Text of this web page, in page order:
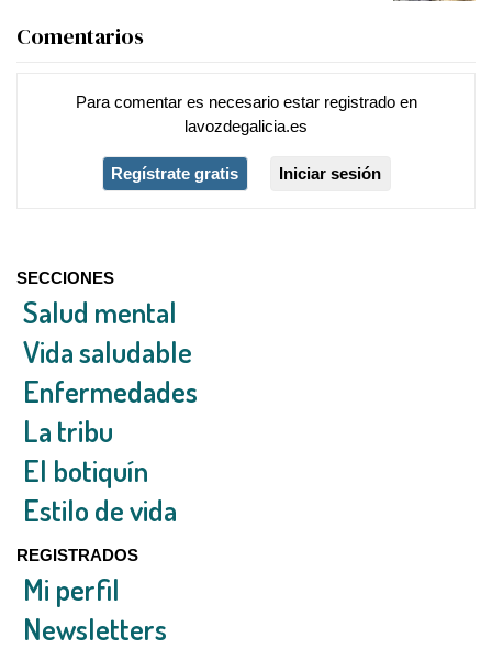
Comentarios
Para comentar es necesario estar registradoen
lavozdegalicia.es
Regístrate gratis Iniciar sesión
SECCIONES
Salud mental
Vida saludable
Enfermedades
La tribu
El botiquín
Estilo de vida
REGISTRADOS
Mi perfil
Newsletters